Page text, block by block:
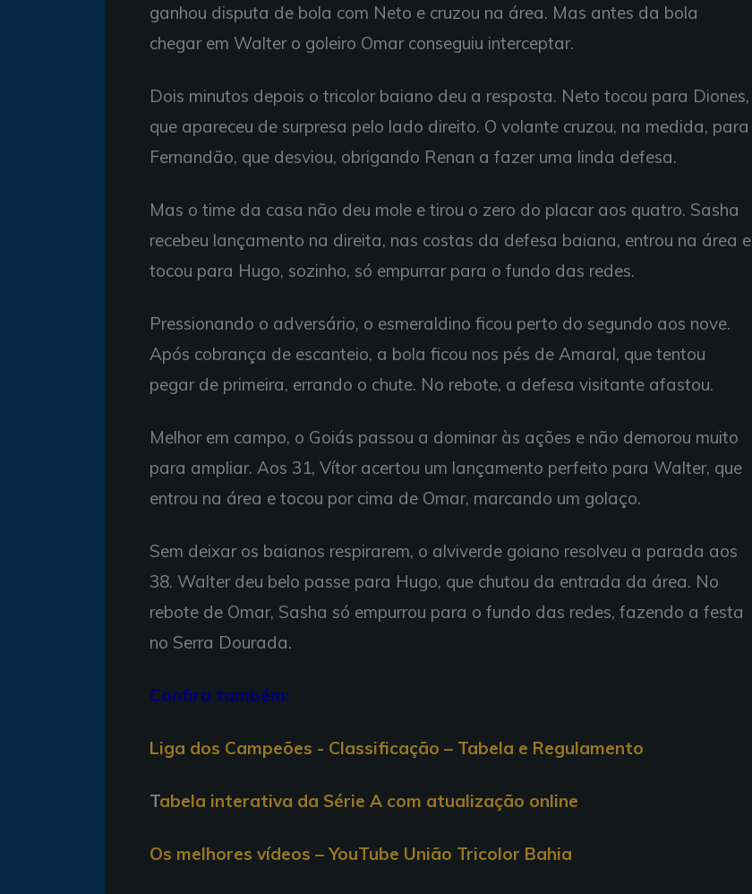
ganhou disputa de bola com Neto e cruzou na área. Mas antes da bola
chegar em Walter o goleiro Omar conseguiu interceptar.
Dois minutos depois o tricolor baiano deu a resposta. Neto tocou para Diones,
que apareceu de surpresa pelo lado direito. O volante cruzou, na medida, para
Fernandão, que desviou, obrigando Renan a fazer uma linda defesa.
Mas o time da casa não deu mole e tirou o zero do placar aos quatro. Sasha
recebeu lançamento na direita, nas costas da defesa baiana, entrou na área e
tocou para Hugo, sozinho, só empurrar para o fundo das redes.
Pressionando o adversário, o esmeraldino ficou perto do segundo aos nove.
Após cobrança de escanteio, a bola ficou nos pés de Amaral, que tentou
pegar de primeira, errando o chute. No rebote, a defesa visitante afastou.
Melhor em campo, o Goiás passou a dominar às ações e não demorou muito
para ampliar. Aos 31, Vítor acertou um lançamento perfeito para Walter, que
entrou na área e tocou por cima de Omar, marcando um golaço.
Sem deixar os baianos respirarem, o alviverde goiano resolveu a parada aos
38. Walter deu belo passe para Hugo, que chutou da entrada da área. No
rebote de Omar, Sasha só empurrou para o fundo das redes, fazendo a festa
no Serra Dourada.
Confira também:
Liga dos Campeões - Classificação – Tabela e Regulamento
Tabela interativa da Série A com atualização online
Os melhores vídeos – YouTube União Tricolor Bahia